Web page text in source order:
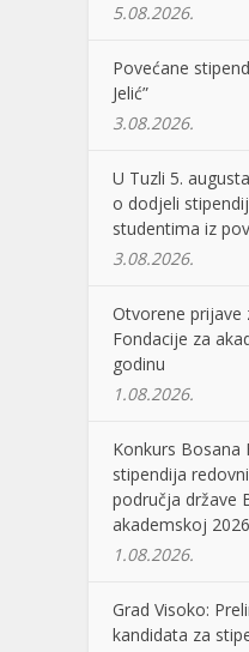
5.08.2026.
Povećane
Jelić”
3.08.2026.
U Tuzli 5.
o dodjeli
studentima iz
3.08.2026.
Otvorene prijave
Fondacije za
godinu
1.08.2026.
Konkurs Bosana
stipendija
područja države
akademskoj
1.08.2026.
Grad Visoko:
kandidata za